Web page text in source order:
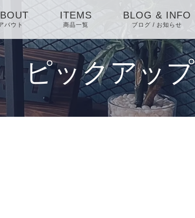
バウト
ITEMS
商品一覧
BLOG & INFO
ブログ / お知らせ
お知らせ
ブログ
ピックアップ
ピックアップ